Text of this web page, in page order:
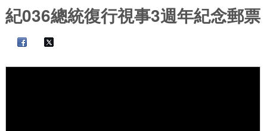
紀036總統復行視事3週年紀念郵票